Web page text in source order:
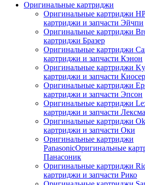
Оригинальные картриджи
Оригинальные картриджи
картриджи и запчасти Эйчпи
Оригинальные картриджи
картриджи Бразер
Оригинальные картриджи
картриджи и запчасти Кэнон
Оригинальные картриджи
картриджи и запчасти
Оригинальные картриджи
картриджи и запчасти Эпсон
Оригинальные картриджи
картриджи и запчасти
Оригинальные картриджи
картриджи и запчасти Оки
Оригинальные картриджи
PanasonicОригинальные
Панасоник
Оригинальные картриджи
картриджи и запчасти Рико